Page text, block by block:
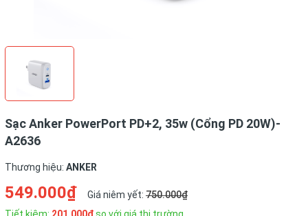
Sạc Anker PowerPort PD+2, 35w (Cổng PD 20W)-
A2636
Thương hiệu: ANKER
549.000₫ Giá niêm yết: 750.000₫